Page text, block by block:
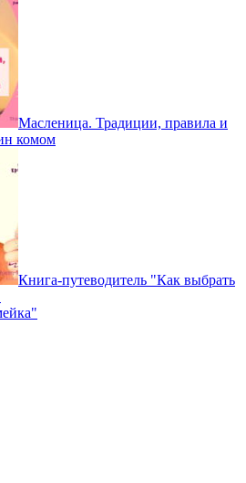
Масленица. Традиции, правила и
комом
Книга-путеводитель "Как выбрать